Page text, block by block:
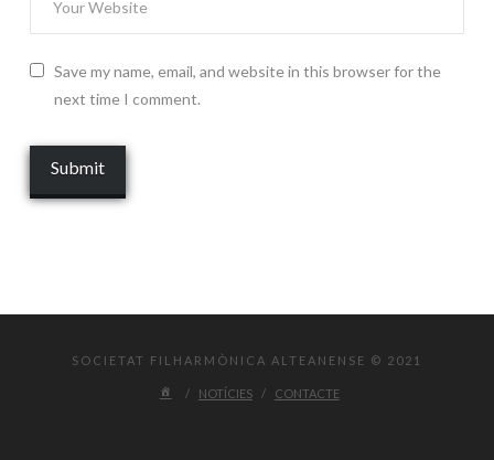
Save my name, email, and website in this browser for the
next time I comment.
SOCIETAT FILHARMÒNICA ALTEANENSE © 2021
NOTÍCIES CONTACTE